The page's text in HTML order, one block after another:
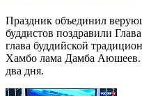
Праздник объединил
буддистов поздравили
глава буддийской
Хамбо лама Дамба
два дня.